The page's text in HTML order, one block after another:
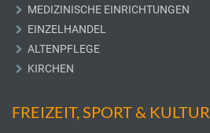
MEDIZINISCHE EINRICHTUNGEN
EINZELHANDEL
ALTENPFLEGE
KIRCHEN
FREIZEIT, SPORT & KULTUR